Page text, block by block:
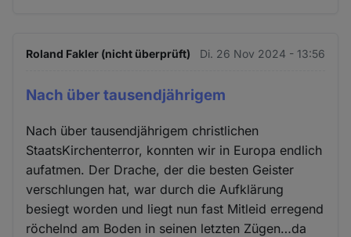
Roland Fakler (nicht überprüft) Di. 26 Nov 2024 - 13:56
Nach über tausendjährigem
Nach über tausendjährigem christlichen
StaatsKirchenterror, konnten wir in Europa endlich
aufatmen. Der Drache, der die besten Geister
verschlungen hat, war durch die Aufklärung
besiegt worden und liegt nun fast Mitleid erregend
röchelnd am Boden in seinen letzten Zügen…da